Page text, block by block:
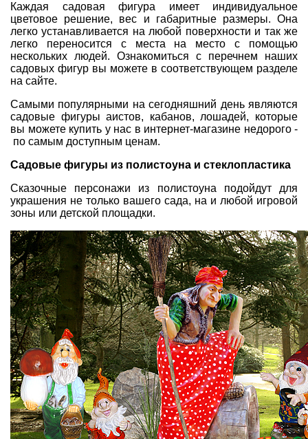
Каждая садовая фигура имеет индивидуальное
цветовое решение, вес и габаритные размеры. Она
легко устанавливается на любой поверхности и так же
легко переносится с места на место с помощью
нескольких людей. Ознакомиться с перечнем наших
садовых фигур вы можете в соответствующем разделе
на сайте.
Самыми популярными на сегодняшний день являются
садовые фигуры аистов, кабанов, лошадей, которые
вы можете купить у нас в интернет-магазине недорого -
по самым доступным ценам.
Садовые фигуры из полистоуна и стеклопластика
Сказочные персонажи из полистоуна подойдут для
украшения не только вашего сада, на и любой игровой
зоны или детской площадки.